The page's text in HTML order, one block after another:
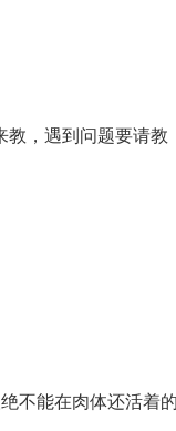
，遇到问题要请教
不能在肉体还活着